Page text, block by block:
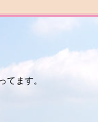
てます。